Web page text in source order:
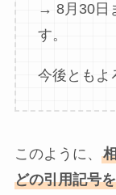
→ 8月30日
す。
今後ともよ
このように、
どの引用記号